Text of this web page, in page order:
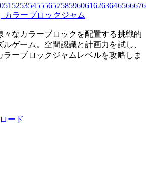
51 52535455565758596061626364656667
カラーブロックジャム
々なカラーブロックを配置する挑戦的
ゲーム。空間認識と計画力を試し、
ラーブロックジャムレベルを攻略しま
ード